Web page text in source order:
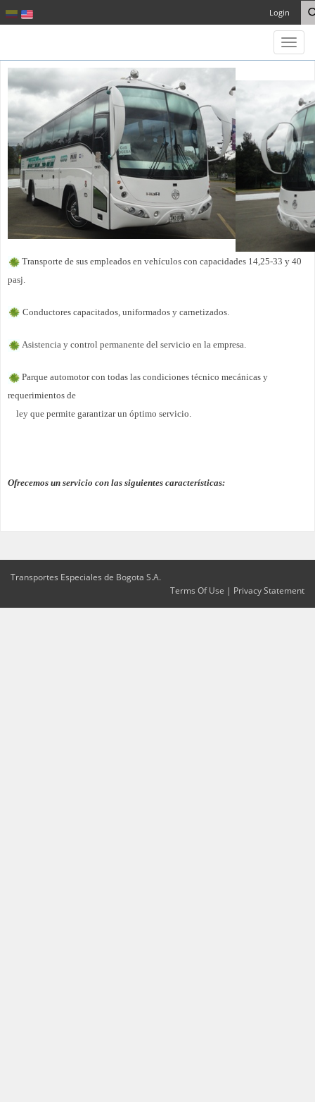
Login
Toggle
Transporte de sus empleados en vehículos con capacidades 14,25-33 y 40
pasj.
Conductores capacitados, uniformados y carnetizados.
Asistencia y control permanente del servicio en la empresa.
Parque automotor con todas las condiciones técnico mecánicas y
requerimientos de
ley que permite garantizar un óptimo servicio.
Ofrecemos un servicio con las siguientes características:
Transportes Especiales de Bogota S.A.
Terms Of Use | Privacy Statement